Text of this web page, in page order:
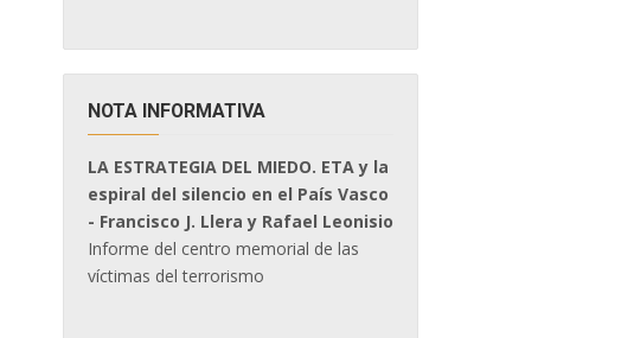
NOTA INFORMATIVA
LA ESTRATEGIA DEL MIEDO. ETA y la
espiral del silencio en el País Vasco
- Francisco J. Llera y Rafael Leonisio
Informe del centro memorial de las
víctimas del terrorismo